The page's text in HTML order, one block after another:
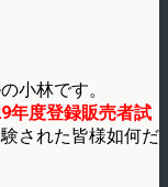
小林です。
年度登録販売者試
された皆様如何だ